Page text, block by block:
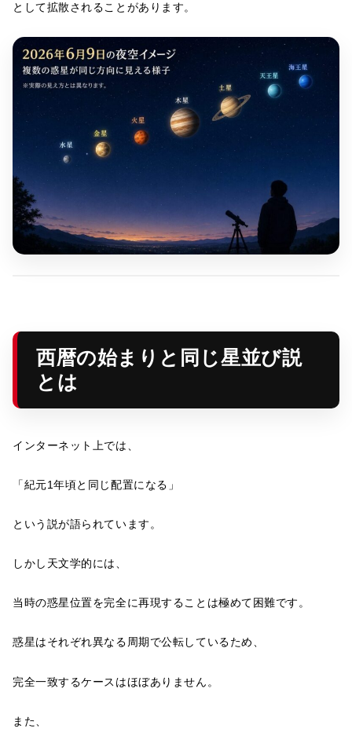
として拡散されることがあります。
西暦の始まりと同じ星並び説
とは
インターネット上では、
「紀元1年頃と同じ配置になる」
という説が語られています。
しかし天文学的には、
当時の惑星位置を完全に再現することは極めて困難です。
惑星はそれぞれ異なる周期で公転しているため、
完全一致するケースはほぼありません。
また、